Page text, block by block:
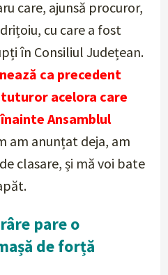
care, ajunsă procuror,
cu care a fost
în Consiliul Județean.
ca precedent
acelora care
Ansamblul
am anunțat deja, am
clasare, și mă voi bate
pare o
de forță